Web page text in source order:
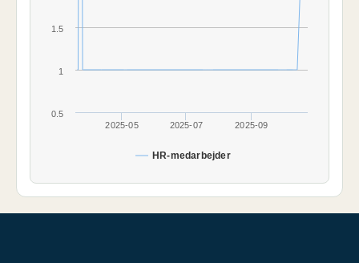
HR-medarbejder
2025-05 2025-07 2025-09
0.5
1
1.5